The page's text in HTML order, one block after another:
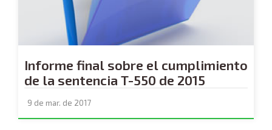
Informe final sobre el cumplimiento
de la sentencia T-550 de 2015
9 de mar. de 2017